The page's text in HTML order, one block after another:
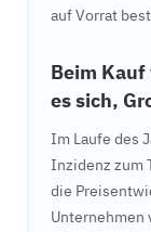
auf Vorrat
Beim
es sich,
Im Laufe des
Inzidenz zum
die
Unternehmen